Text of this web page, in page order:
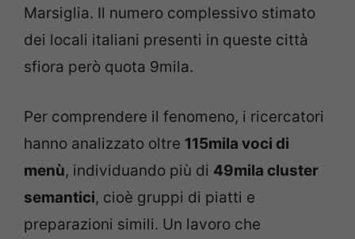
Marsiglia. Il numero complessivo stimato
dei locali italiani presenti in queste città
sfiora però quota 9mila.
Per comprendere il fenomeno, i ricercatori
hanno analizzato oltre 115mila voci di
menù, individuando più di 49mila cluster
semantici, cioè gruppi di piatti e
preparazioni simili. Un lavoro che